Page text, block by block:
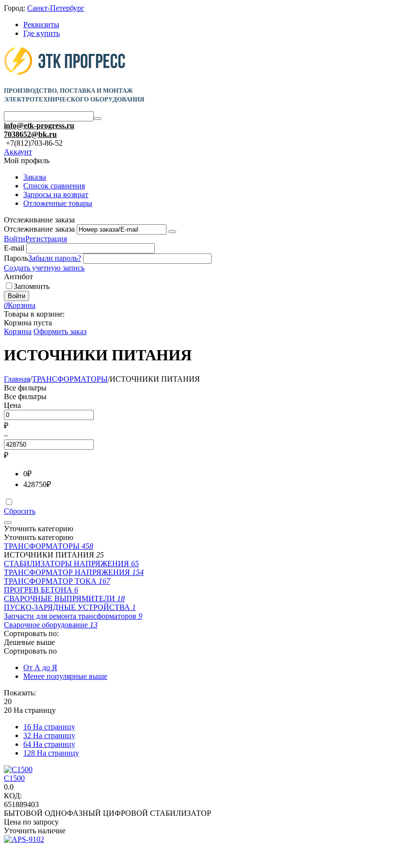
Город: Санкт-Петербург
Реквизиты
Где купить
ПРОИЗВОДСТВО, ПОСТАВКА И МОНТАЖ
ЭЛЕКТРОТЕХНИЧЕСКОГО ОБОРУДОВАНИЯ
info@etk-progress.ru
7038652@bk.ru
+7(812)703-86-52
Аккаунт
Мой профиль
Заказы
Список сравнения
Запросы на возврат
Отложенные товары
Отслеживание заказа
Отслеживание заказа
ВойтиРегистрация
E-mail
ПарольЗабыли пароль?
Создать учетную запись
Антибот
Запомнить
Войти
0Корзина
Товары в корзине:
Корзина пуста
Корзина Оформить заказ
ИСТОЧНИКИ ПИТАНИЯ
Главная/ТРАНСФОРМАТОРЫ/ИСТОЧНИКИ ПИТАНИЯ
Все фильтры
Все фильтры
Цена
₽
–
₽
0₽
428750₽
Сбросить
Уточнить категорию
Уточнить категорию
ТРАНСФОРМАТОРЫ 458
ИСТОЧНИКИ ПИТАНИЯ 25
СТАБИЛИЗАТОРЫ НАПРЯЖЕНИЯ 65
ТРАНСФОРМАТОР НАПРЯЖЕНИЯ 154
ТРАНСФОРМАТОР ТОКА 167
ПРОГРЕВ БЕТОНА 6
СВАРОЧНЫЕ ВЫПРЯМИТЕЛИ 18
ПУСКО-ЗАРЯДНЫЕ УСТРОЙСТВА 1
Запчасти для ремонта трансформаторов 9
Сварочное оборудование 13
Сортировать по:
Дешевые выше
Сортировать по
От А до Я
Менее популярные выше
Показать:
20
20 На страницу
16 На страницу
32 На страницу
64 На страницу
128 На страницу
C1500
0.0
КОД:
651889403
БЫТОВОЙ ОДНОФАЗНЫЙ ЦИФРОВОЙ СТАБИЛИЗАТОР
Цена по запросу
Уточнить наличие